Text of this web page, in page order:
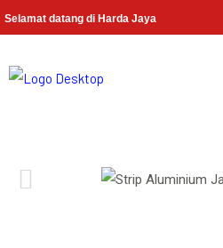
Selamat datang di Harda Jaya